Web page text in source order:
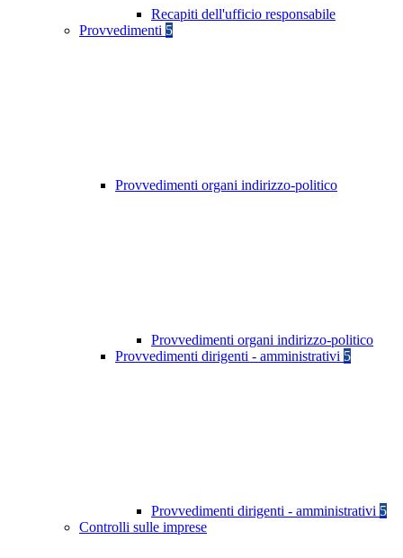
Recapiti dell'ufficio responsabile
Provvedimenti 5
Provvedimenti organi indirizzo-politico
Provvedimenti organi indirizzo-politico
Provvedimenti dirigenti - amministrativi 5
Provvedimenti dirigenti - amministrativi 5
Controlli sulle imprese